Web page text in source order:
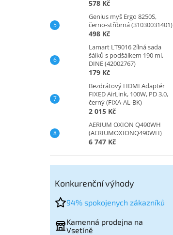
578 Kč
Genius myš Ergo 8250S,
černo-stříbrná (31030031401)
498 Kč
Lamart LT9016 2ílná sada
šálků s podšálkem 190 ml,
DINE (42002767)
179 Kč
Bezdrátový HDMI Adaptér
FIXED AirLink, 100W, PD 3.0,
černý (FIXA-AL-BK)
2 015 Kč
AERIUM OXION Q490WH
(AERIUMOXIONQ490WH)
6 747 Kč
Konkurenční výhody
94% spokojenych zákazníků
Kamenná prodejna na
Vsetíně